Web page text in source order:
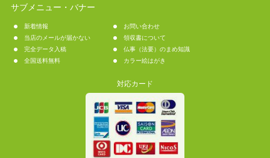
サブメニュー・バナー
新着情報
お問い合わせ
当店のメールが届かない
領収書について
完全データ入稿
仏事（法要）のまめ知識
全国送料無料
カラー絵はがき
対応カード